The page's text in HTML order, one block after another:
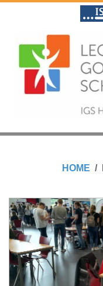
L
O
N
O
HOME